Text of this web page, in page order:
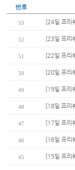
번호
53 [24일 프리
52 [23일 프리
51 [22일 프리
50 [20일 프리
49 [19일 프리
48 [18일 프리
47 [17일 프리
46 [16일 프리
45 [15일 프리